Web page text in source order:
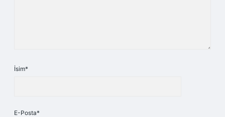
İsim*
E-Posta*